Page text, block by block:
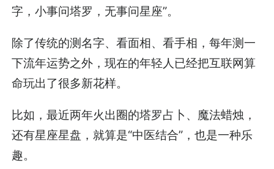
字，小事问塔罗，无事问星座”。
除了传统的测名字、看面相、看手相，每年测一
下流年运势之外，现在的年轻人已经把互联网算
命玩出了很多新花样。
比如，最近两年火出圈的塔罗占卜、魔法蜡烛，
还有星座星盘，就算是“中医结合”，也是一种乐
趣。